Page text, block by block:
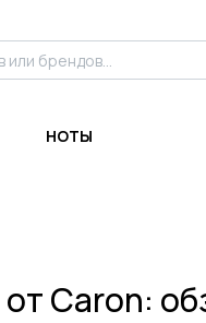
НОТЫ
отCaron: